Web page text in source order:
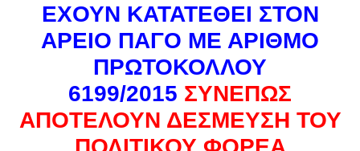
ΕΧΟΥΝ ΚΑΤΑΤΕΘΕΙ ΣΤΟΝ
ΑΡΕΙΟ ΠΑΓΟ ΜΕ ΑΡΙΘΜΟ
ΠΡΩΤΟΚΟΛΛΟΥ
6199/2015 ΣΥΝΕΠΩΣ
ΑΠΟΤΕΛΟΥΝ ΔΕΣΜΕΥΣΗ ΤΟΥ